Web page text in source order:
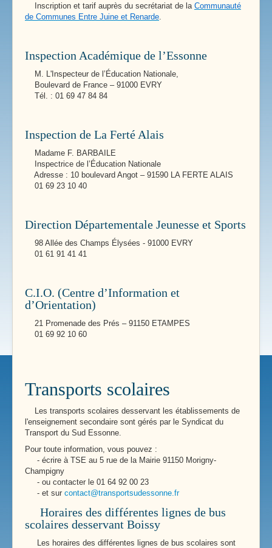
Inscription et tarif auprès du secrétariat de la Communauté
de Communes Entre Juine et Renarde
Inspection Académique de l’Essonne
M. L'Inspecteur de l’Éducation Nationale,
Boulevard de France – 91000 EVRY
Tél. : 01 69 47 84 84
Inspection de La Ferté Alais
Madame F. BARBAILE
Inspectrice de l’Éducation Nationale
Adresse : 10 boulevard Angot – 91590 LA FERTE ALAIS
01 69 23 10 40
Direction Départementale Jeunesse et Sports
98 Allée des Champs Élysées - 91000 EVRY
01 61 91 41 41
C.I.O. (Centre d’Information et
d’Orientation)
21 Promenade des Prés – 91150 ETAMPES
01 69 92 10 60
Transports scolaires
Les transports scolaires desservant les établissements de
l'enseignement secondaire sont gérés par le Syndicat du
Transport du Sud Essonne.
Pour toute information, vous pouvez :
- écrire à TSE au 5 rue de la Mairie 91150 Morigny-
Champigny
- ou contacter le 01 64 92 00 23
- et sur contact@transportsudessonne.fr
Horaires des différentes lignes de bus
scolaires desservant Boissy
Les horaires des différentes lignes de bus scolaires sont